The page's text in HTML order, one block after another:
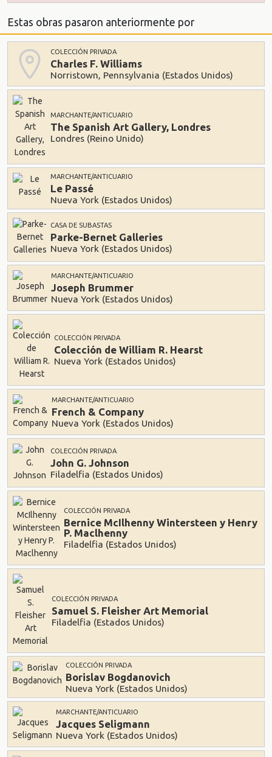
Estas obras pasaron anteriormente por
COLECCIÓN PRIVADA
Charles F. Williams
Norristown, Pennsylvania (Estados Unidos)
MARCHANTE/ANTICUARIO
The Spanish Art Gallery, Londres
Londres (Reino Unido)
MARCHANTE/ANTICUARIO
Le Passé
Nueva York (Estados Unidos)
CASA DE SUBASTAS
Parke-Bernet Galleries
Nueva York (Estados Unidos)
MARCHANTE/ANTICUARIO
Joseph Brummer
Nueva York (Estados Unidos)
COLECCIÓN PRIVADA
Colección de William R. Hearst
Nueva York (Estados Unidos)
MARCHANTE/ANTICUARIO
French & Company
Nueva York (Estados Unidos)
COLECCIÓN PRIVADA
John G. Johnson
Filadelfia (Estados Unidos)
COLECCIÓN PRIVADA
Bernice McIlhenny Wintersteen y Henry
P. Maclhenny
Filadelfia (Estados Unidos)
COLECCIÓN PRIVADA
Samuel S. Fleisher Art Memorial
Filadelfia (Estados Unidos)
COLECCIÓN PRIVADA
Borislav Bogdanovich
Nueva York (Estados Unidos)
MARCHANTE/ANTICUARIO
Jacques Seligmann
Nueva York (Estados Unidos)